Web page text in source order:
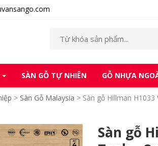
SÀN GỖ TỰ NHIÊN GỖ NHỰA
> Sàn Gỗ Malaysia > Sàn gỗ Hillman
Sàn gỗ